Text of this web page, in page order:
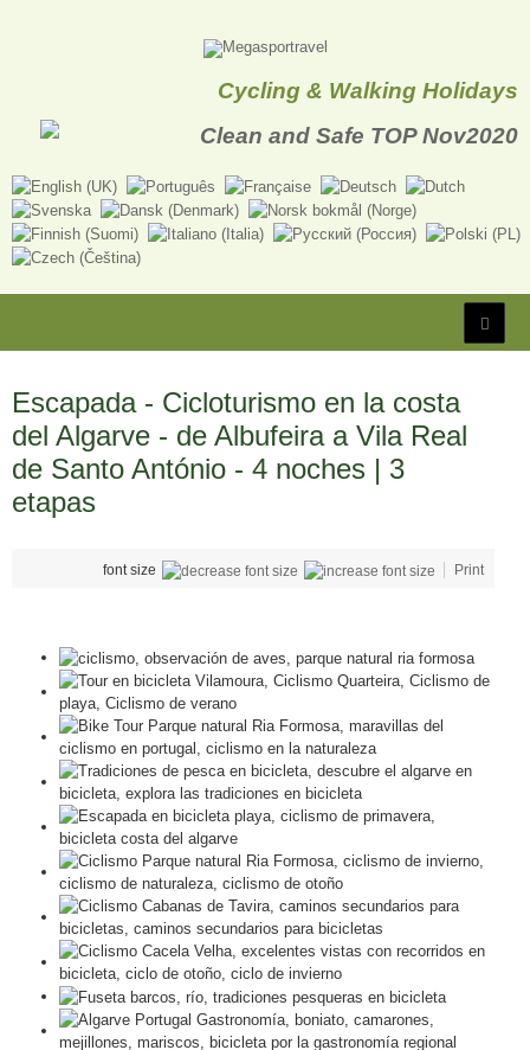
Cycling & Walking Holidays
Escapada - Cicloturismo en la costa
del Algarve - de Albufeira a Vila Real
de Santo António - 4 noches | 3
etapas
font size Print